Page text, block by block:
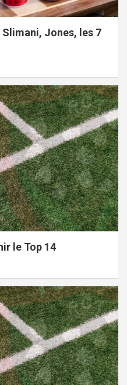
Slimani, Jones, les 7
le Top 14